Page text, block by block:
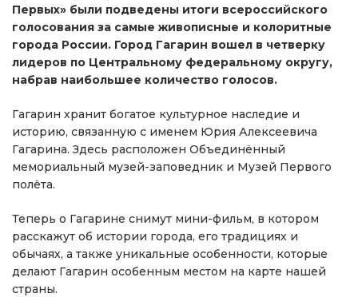
Первых» были подведены итоги всероссийского
голосования за самые живописные и колоритные
города России. Город Гагарин вошел в четверку
лидеров по Центральному федеральному округу,
набрав наибольшее количество голосов.
Гагарин хранит богатое культурное наследие и
историю, связанную с именем Юрия Алексеевича
Гагарина. Здесь расположен Объединённый
мемориальный музей-заповедник и Музей Первого
полёта.
Теперь о Гагарине снимут мини-фильм, в котором
расскажут об истории города, его традициях и
обычаях, а также уникальные особенности, которые
делают Гагарин особенным местом на карте нашей
страны.